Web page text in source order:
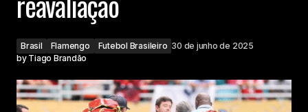
Brasil Flamengo Futebol Brasileiro 30 de junho de 2025
by Tiago Brandão